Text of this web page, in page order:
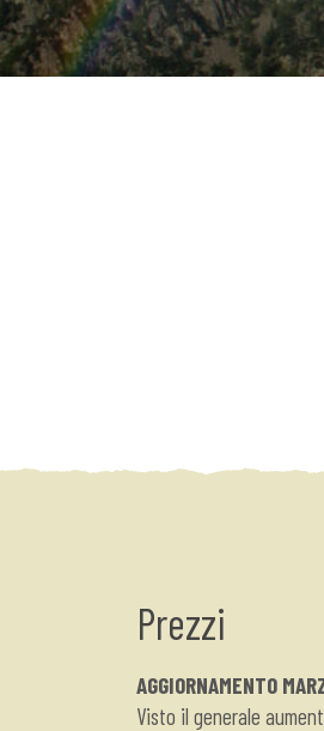
Prezzi
AGGIORNAMENTO
Visto il generale